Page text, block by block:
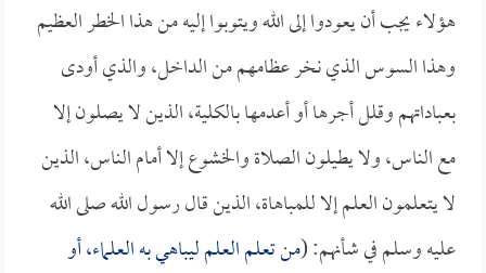
هؤلاء يجب أن يعودوا إلى الله ويتوبوا إليه من هذا الخطر العظيم
وهذا السوس الذي نخر عظامهم من الداخل، والذي أودى
بعباداتهم وقلل أجرها أو أعدمها بالكلية، الذين لا يصلون إلا
مع الناس، ولا يطيلون الصلاة والخشوع إلا أمام الناس، الذين
لا يتعلمون العلم إلا للمباهاة، الذين قال رسول الله صلى الله
عليه وسلم في شأنهم: (من تعلم العلم ليباهي به العلماء، أو